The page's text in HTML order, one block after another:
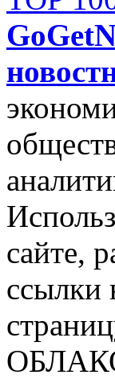
сайте,
ссылки